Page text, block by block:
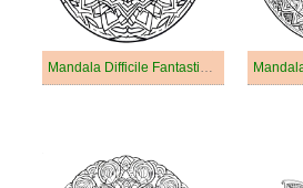
Mandala Difficile Fantastique